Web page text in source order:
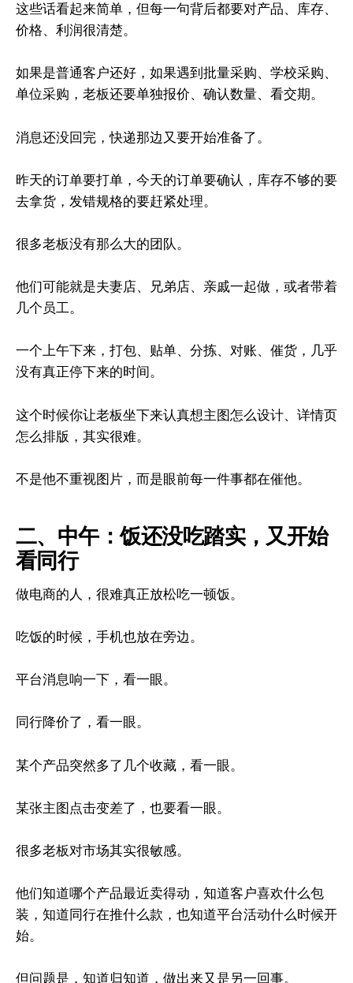
这些话看起来简单，但每一句背后都要对产品、库存、
价格、利润很清楚。
如果是普通客户还好，如果遇到批量采购、学校采购、
单位采购，老板还要单独报价、确认数量、看交期。
消息还没回完，快递那边又要开始准备了。
昨天的订单要打单，今天的订单要确认，库存不够的要
去拿货，发错规格的要赶紧处理。
很多老板没有那么大的团队。
他们可能就是夫妻店、兄弟店、亲戚一起做，或者带着
几个员工。
一个上午下来，打包、贴单、分拣、对账、催货，几乎
没有真正停下来的时间。
这个时候你让老板坐下来认真想主图怎么设计、详情页
怎么排版，其实很难。
不是他不重视图片，而是眼前每一件事都在催他。
二、中午：饭还没吃踏实，又开始
看同行
做电商的人，很难真正放松吃一顿饭。
吃饭的时候，手机也放在旁边。
平台消息响一下，看一眼。
同行降价了，看一眼。
某个产品突然多了几个收藏，看一眼。
某张主图点击变差了，也要看一眼。
很多老板对市场其实很敏感。
他们知道哪个产品最近卖得动，知道客户喜欢什么包
装，知道同行在推什么款，也知道平台活动什么时候开
始。
但问题是，知道归知道，做出来又是另一回事。